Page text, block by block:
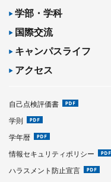
学部・学科
国際交流
キャンパスライフ
アクセス
自己点検評価書
学則
学年暦
情報セキュリティポリシー
ハラスメント防止宣言